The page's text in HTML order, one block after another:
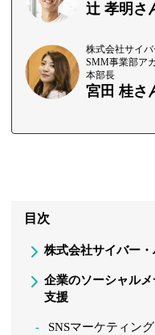
辻 孝明さ
株式会社サイ
SMM事業部ア
本部長
宮田 桂さ
目次
株式会社サイバー
企業のソーシャル
支援
SNSマーケティン